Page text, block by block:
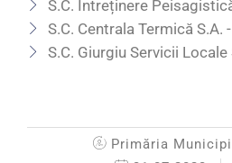
S.C. Întreținere
S.C. Centrala Termică S.A.
S.C. Giurgiu Servicii Locale
Primăria